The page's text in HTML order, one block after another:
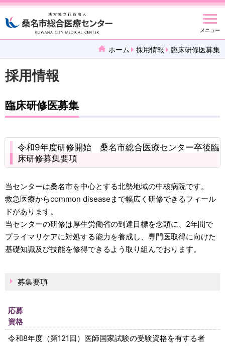
メニュー
ホーム 採用情報 臨床研修医募集
採用情報
臨床研修医募集
令和9年度研修開始 桑名市総合医療センター卒後臨
床研修募集要項
当センターは桑名市を中心とする北勢地域の中核病院です。
救急医療からcommon diseaseまで幅広く研修できるフィール
ドがあります。
当センターの研修は厚生労働省の到達目標を念頭に、2年間で
プライマリケアに対処する能力を養成し、専門医取得に向けた
基礎知識及び技能を修得できるよう取り組んでおります。
募集要項
応募
資格
令和8年度（第121回）医師国家試験の受験資格を有する者